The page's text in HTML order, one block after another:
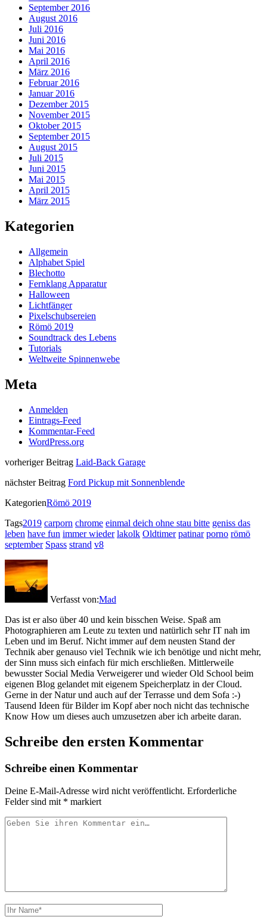
September 2016
August 2016
Juli 2016
Juni 2016
Mai 2016
April 2016
März 2016
Februar 2016
Januar 2016
Dezember 2015
November 2015
Oktober 2015
September 2015
August 2015
Juli 2015
Juni 2015
Mai 2015
April 2015
März 2015
Kategorien
Allgemein
Alphabet Spiel
Blechotto
Fernklang Apparatur
Halloween
Lichtfänger
Pixelschubsereien
Römö 2019
Soundtrack des Lebens
Tutorials
Weltweite Spinnenwebe
Meta
Anmelden
Eintrags-Feed
Kommentar-Feed
WordPress.org
vorheriger Beitrag Laid-Back Garage
nächster Beitrag Ford Pickup mit Sonnenblende
KategorienRömö 2019
Tags2019 carporn chrome einmal deich ohne stau bitte geniss das
leben have fun immer wieder lakolk Oldtimer patinar porno römö
september Spass strand v8
Verfasst von:Mad
Das ist er also über 40 und kein bisschen Weise. Spaß am
Photographieren am Leute zu texten und natürlich sehr IT nah im
Leben und im Beruf. Nicht immer auf dem neusten Stand der
Technik aber genauso viel Technik wie ich benötige und nicht mehr,
der Sinn muss sich einfach für mich erschließen. Mittlerweile
bewusster Social Media Verweigerer und wieder Old School beim
eigenen Blog gelandet mit eigenem Speicherplatz in der Cloud.
Gerne in der Natur und auch auf der Terrasse und dem Sofa :-)
Tausend Ideen für Bilder im Kopf aber noch nicht das technische
Know How um dieses auch umzusetzen aber ich arbeite daran.
Schreibe den ersten Kommentar
Schreibe einen Kommentar
Deine E-Mail-Adresse wird nicht veröffentlicht. Erforderliche
Felder sind mit * markiert
Ihr
Ihr
Name